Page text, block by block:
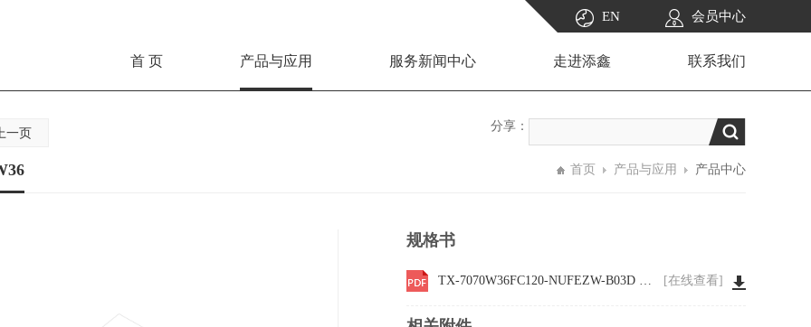
EN 会员中心
首 页 产品与应用 服务新闻中心 走进添鑫 联系我们
一页
分享：
首页 产品与应用 产品中心
规格书
TX-7070W36FC120-NUFEZW-B03D WKF-BE0847 [在线查看]